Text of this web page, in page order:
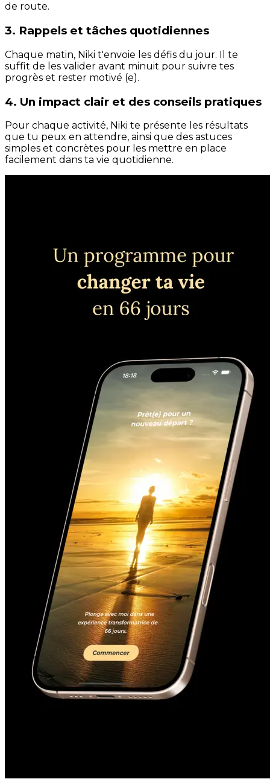
de route.
3. Rappels et tâches quotidiennes
Chaque matin, Niki t'envoie les défis du jour. Il te
suffit de les valider avant minuit pour suivre tes
progrès et rester motivé (e).
4. Un impact clair et des conseils pratiques
Pour chaque activité, Niki te présente les résultats
que tu peux en attendre, ainsi que des astuces
simples et concrètes pour les mettre en place
facilement dans ta vie quotidienne.